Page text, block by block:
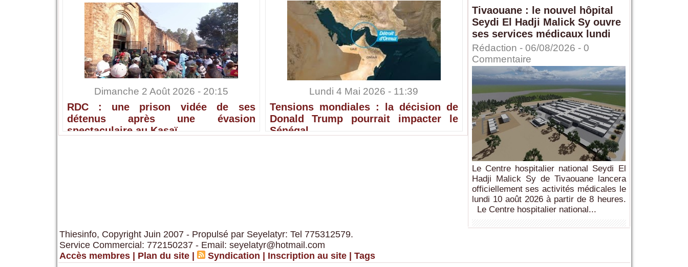
Dimanche 2 Août 2026 - 20:15
RDC : une prison vidée de ses
détenus après une évasion
spectaculaire au Kasaï
Lundi 4 Mai 2026 - 11:39
Tensions mondiales : la décision de
Donald Trump pourrait impacter le
Sénégal
Tivaouane : le nouvel hôpital
Seydi El Hadji Malick Sy ouvre
ses services médicaux lundi
Rédaction - 06/08/2026 - 0
Commentaire
Le Centre hospitalier national Seydi El
Hadji Malick Sy de Tivaouane lancera
officiellement ses activités médicales le
lundi 10 août 2026 à partir de 8 heures.
Le Centre hospitalier national...
Thiesinfo, Copyright Juin 2007 - Propulsé par Seyelatyr: Tel 775312579.
Service Commercial: 772150237 - Email: seyelatyr@hotmail.com
Accès membres
Plan du site Syndication Inscription au site Tags